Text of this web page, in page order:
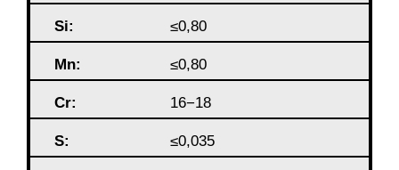
Si: ≤0,80
Mn: ≤0,80
Cr: 16−18
S: ≤0,035